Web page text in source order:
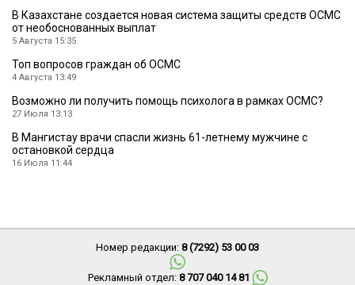
В Казахстане создается новая система защиты средств ОСМС
от необоснованных выплат
5 Августа 15:35
Топ вопросов граждан об ОСМС
4 Августа 13:49
Возможно ли получить помощь психолога в рамках ОСМС?
27 Июля 13:13
В Мангистау врачи спасли жизнь 61-летнему мужчине с
остановкой сердца
16 Июля 11:44
Номер редакции: 8 (7292) 53 00 03
Рекламный отдел: 8 707 040 14 81